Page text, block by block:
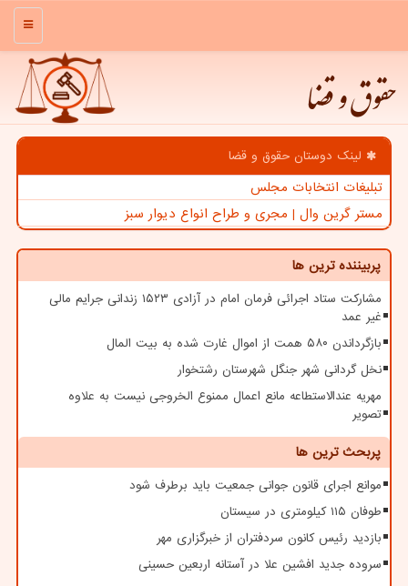
منو
حقوق و قضا
لینک دوستان حقوق و قضا
تبلیغات انتخابات مجلس
مستر گرین وال | مجری و طراح انواع دیوار سبز
پربیننده ترین ها
مشارکت ستاد اجرائی فرمان امام در آزادی ۱۵۲۳ زندانی جرایم مالی
غیر عمد
بازگرداندن ۵۸۰ همت از اموال غارت شده به بیت المال
نخل گردانی شهر جنگل شهرستان رشتخوار
مهریه عندالاستطاعه مانع اعمال ممنوع الخروجی نیست به علاوه
تصویر
پربحث ترین ها
موانع اجرای قانون جوانی جمعیت باید برطرف شود
طوفان ۱۱۵ کیلومتری در سیستان
بازدید رئیس کانون سردفتران از خبرگزاری مهر
سروده جدید افشین علا در آستانه اربعین حسینی